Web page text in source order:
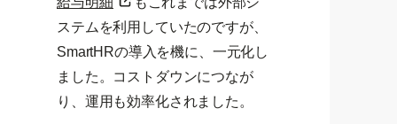
ステムを利用していたのですが、
SmartHRの導入を機に、一元化し
ました。コストダウンにつなが
り、運用も効率化されました。